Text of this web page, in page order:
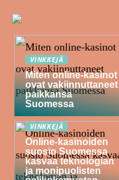
VINKKEJÄ
Miten online-kasinot
ovat vakiinnuttaneet
paikkansa
Suomessa
VINKKEJÄ
Online-kasinoiden
suosio Suomessa
kasvaa teknologian
ja monipuolisten